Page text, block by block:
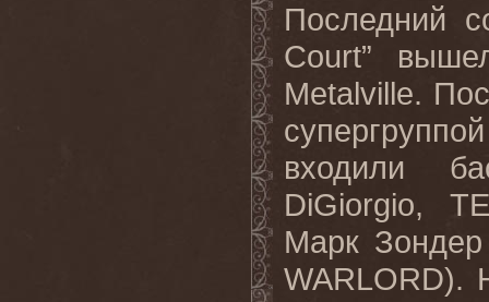
Последний
Court”
Metalville.
входили
DiGiorgio,
Марк
WARLORD).